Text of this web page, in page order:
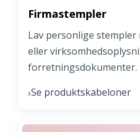
Firmastempler
Lav personlige
eller
forretningsdokumenter.
›Se produktskabeloner